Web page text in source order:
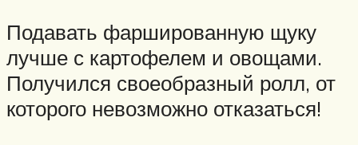
Подавать фаршированную щуку
лучше с картофелем и овощами.
Получился своеобразный ролл, от
которого невозможно отказаться!